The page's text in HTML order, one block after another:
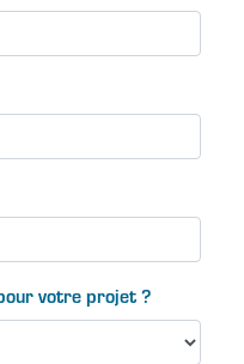
votre projet ?